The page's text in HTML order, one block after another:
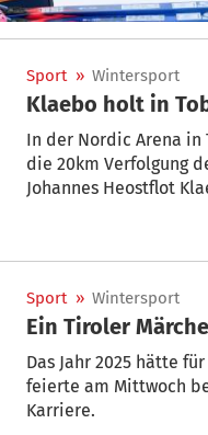
Sport » Wintersport
Klaebo holt in
In der Nordic Arena in
die 20km Verfolgung
Johannes Heostflot
Sport » Wintersport
Ein Tiroler
Das Jahr 2025 hätte
feierte am Mittwoch
Karriere.